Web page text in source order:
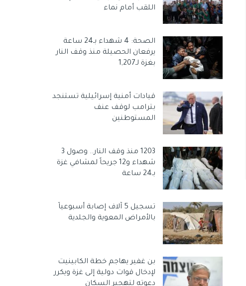
اللقب أمام نماء
الصحة: 4 شهداء بـ24 ساعة
يرفعان الحصيلة منذ وقف النار
بغزة لـ1,207
قيادات أمنية إسرائيلية تستنجد
بترامب لوقف عنف
المستوطنين
1203 منذ وقف النار.. وصول 3
شهداء و12 جريحاً لمشافي غزة
بـ24 ساعة
تسجيل 5 آلاف إصابة أسبوعياً
بالأمراض المعوية والجلدية
بن غفير يهاجم خطة الكابينيت
لإدخال قوات دولية إلى غزة ويكرر
دعوته لتهجير السكان